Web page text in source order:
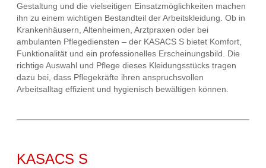
Gestaltung und die vielseitigen Einsatzmöglichkeiten machen
ihn zu einem wichtigen Bestandteil der Arbeitskleidung. Ob in
Krankenhäusern, Altenheimen, Arztpraxen oder bei
ambulanten Pflegediensten – der KASACS S bietet Komfort,
Funktionalität und ein professionelles Erscheinungsbild. Die
richtige Auswahl und Pflege dieses Kleidungsstücks tragen
dazu bei, dass Pflegekräfte ihren anspruchsvollen
Arbeitsalltag effizient und hygienisch bewältigen können.
KASACS S